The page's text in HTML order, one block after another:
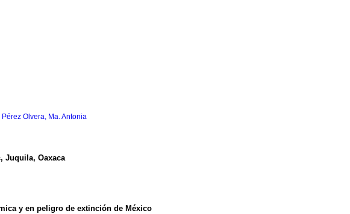
Pérez Olvera, Ma. Antonia
Juquila, Oaxaca
y en peligro de extinción de México